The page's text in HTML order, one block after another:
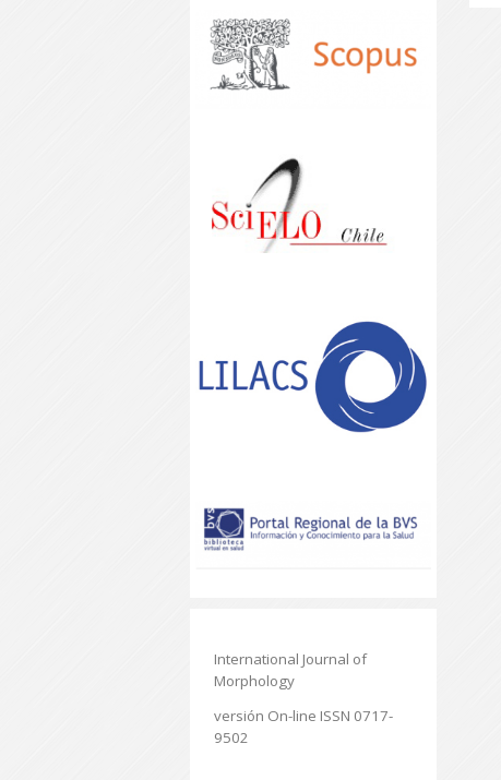
International Journal of
Morphology
versión On-line ISSN 0717-
9502